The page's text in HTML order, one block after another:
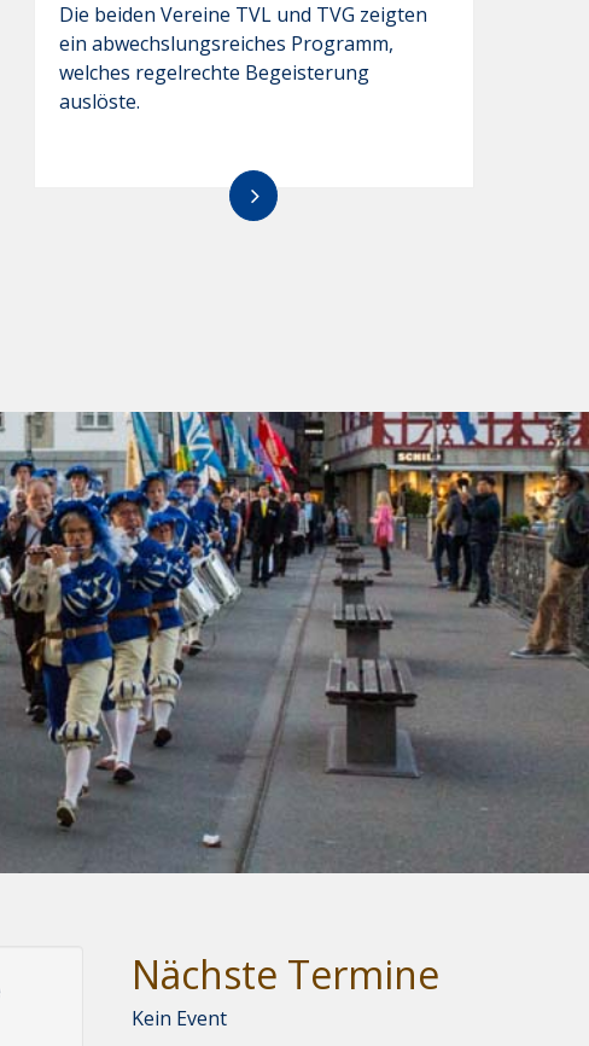
Die beiden Vereine TVL und TVG zeigten
ein abwechslungsreiches Programm,
welches regelrechte Begeisterung
auslöste.
Nächste Termine
Kein Event